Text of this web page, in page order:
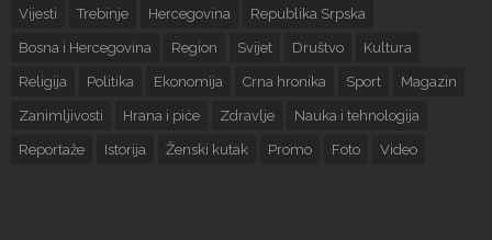
Vijesti Trebinje Hercegovina Republika Srpska
Bosna i Hercegovina Region Svijet Društvo Kultura
Religija Politika Ekonomija Crna hronika Sport Magazin
Zanimljivosti Hrana i piće Zdravlje Nauka i tehnologija
Reportaže Istorija Ženski kutak Promo Foto Video